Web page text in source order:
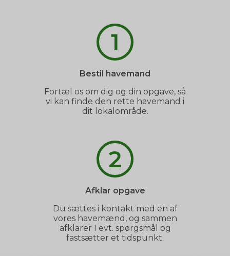
1
Bestil havemand
Fortæl os om dig og din opgave, så
vi kan finde den rette havemand i
dit lokalområde.
2
Afklar opgave
Du sættes i kontakt med en af
vores havemænd, og sammen
afklarer I evt. spørgsmål og
fastsætter et tidspunkt.